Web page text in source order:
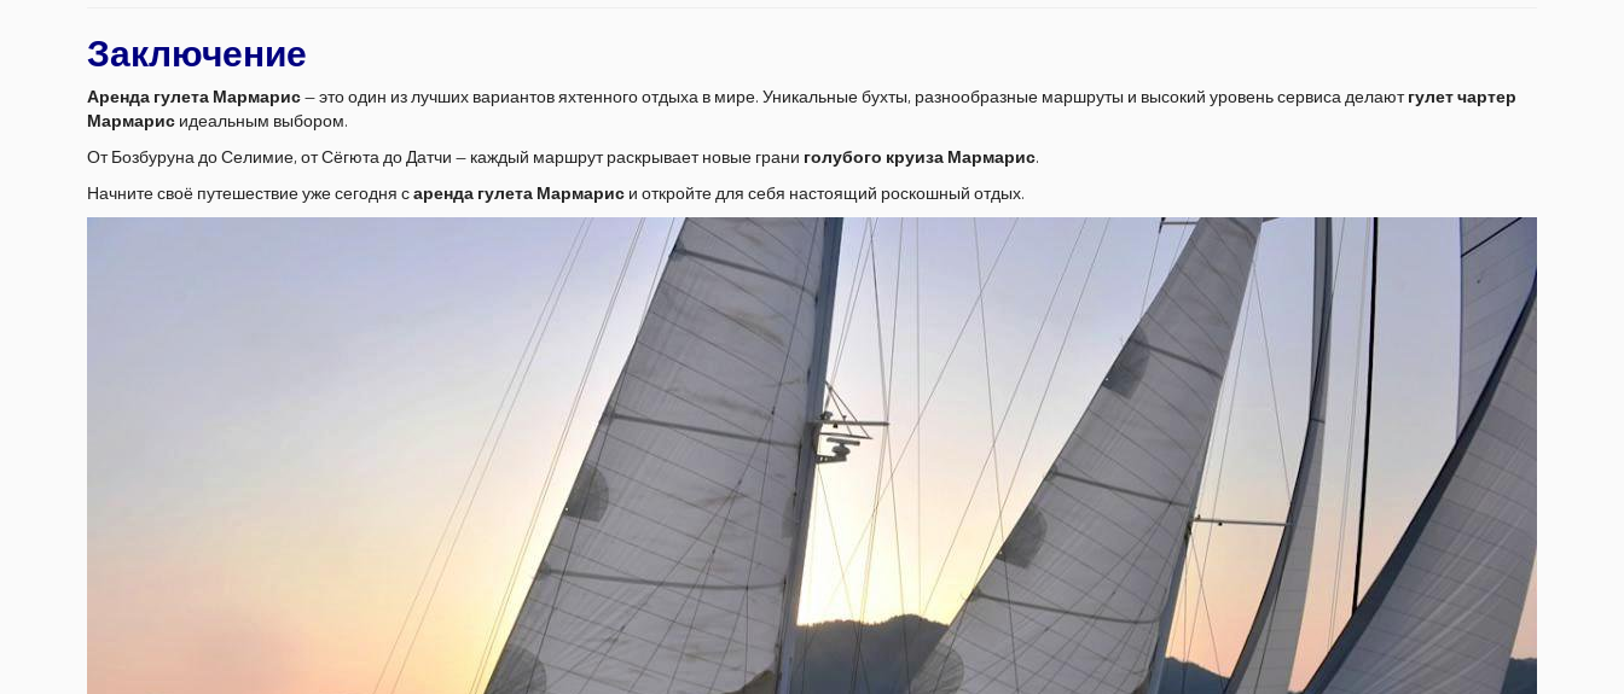
Заключение
Аренда гулета Мармарис— это один из лучших вариантов яхтенного отдыха в мире. Уникальные бухты, разнообразные маршруты и высокий уровень сервиса делаютгулет чартер
Мармарис идеальным выбором.
От Бозбуруна до Селимие, от Сёгюта до Датчи — каждый маршрут раскрывает новые грани голубого круиза Мармарис.
Начните своё путешествие уже сегодня саренда гулета Мармарис и откройте для себя настоящий роскошный отдых.